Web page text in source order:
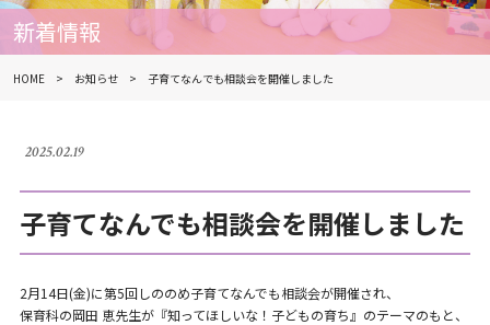
新着情報
HOME お知らせ 子育てなんでも相談会を開催しました
2025.02.19
子育てなんでも相談会を開催しました
2月14日(金)に第5回しののめ子育てなんでも相談会が開催され、
保育科の岡田 恵先生が『知ってほしいな！子どもの育ち』のテーマのもと、